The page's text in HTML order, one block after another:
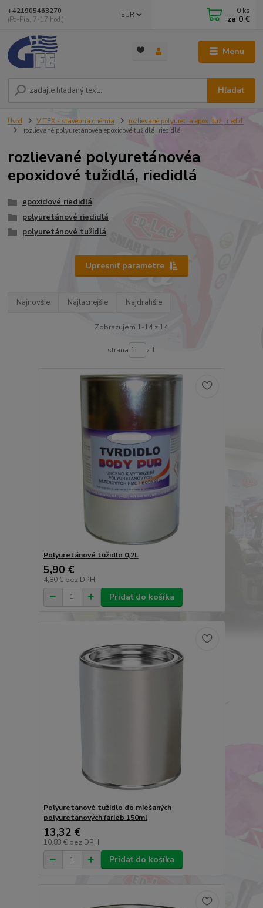
Menu
EUR
Hľadať
+421905463270
(Po-Pia, 7-17 hod.)
0 ks
za 0 €
Úvod VITEX - stavebná chémia
rozlievané polyuret. a epox. tuž., riedid.
rozlievané polyuretánovéa epoxidové tužidlá, riedidlá
rozlievané polyuretánovéa
epoxidové tužidlá, riedidlá
epoxidové riedidlá
polyuretánové riedidlá
polyuretánové tužidlá
Upresniť parametre
Najnovšie Najlacnejšie Najdrahšie
Zobrazujem 1-14 z 14
strana z 1
Polyuretánové tužidlo 0,2L
5,90 €
4,80 € bez DPH
Pridať do košíka
Polyuretánové tužidlo do miešaných
polyuretánových farieb 150ml
13,32 €
10,83 € bez DPH
Pridať do košíka